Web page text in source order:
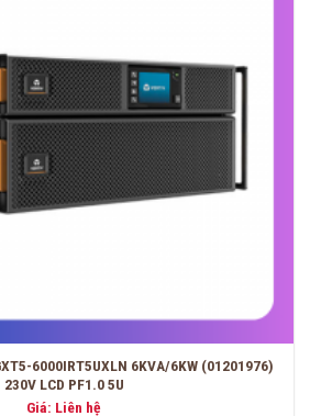
6000IRT5UXLN 6KVA/6KW (01201976)
230V LCD PF1.0 5U
Giá: Liên hệ